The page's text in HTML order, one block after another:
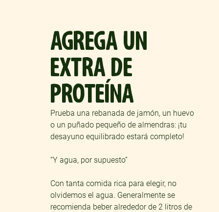
AGREGA UN
EXTRA DE
PROTEÍNA
Prueba una rebanada de jamón, un huevo
o un puñado pequeño de almendras: ¡tu
desayuno equilibrado estará completo!
“Y agua, por supuesto”
Con tanta comida rica para elegir, no
olvidemos el agua. Generalmente se
recomienda beber alrededor de 2 litros de